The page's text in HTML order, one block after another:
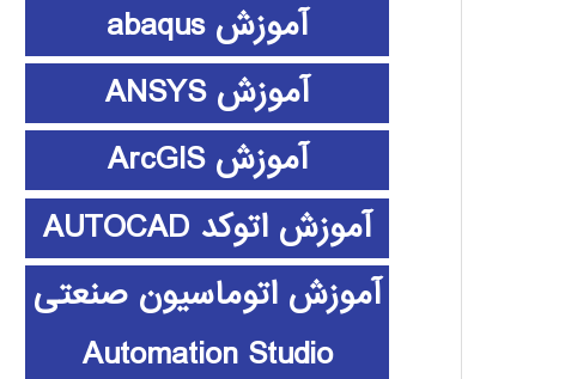
آموزش abaqus
آموزش ANSYS
آموزش ArcGIS
آموزش اتوکد AUTOCAD
آموزش اتوماسیون صنعتی
Automation Studio